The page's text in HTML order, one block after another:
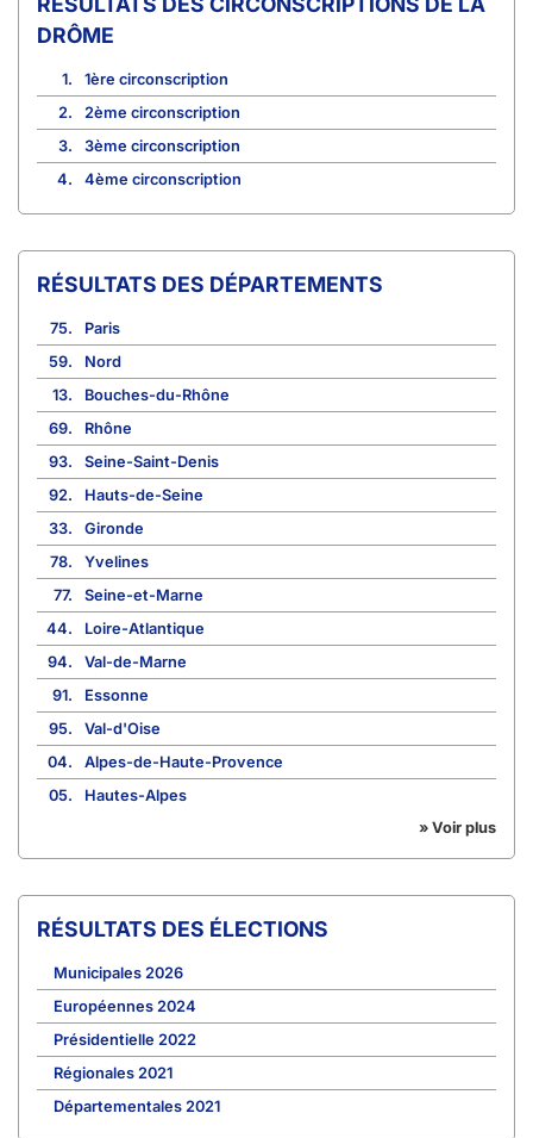
DRÔME
1.
1ère circonscription
2.
2ème circonscription
3.
3ème circonscription
4.
4ème circonscription
RÉSULTATS DES DÉPARTEMENTS
75.
Paris
59.
Nord
13.
Bouches-du-Rhône
69.
Rhône
93.
Seine-Saint-Denis
92.
Hauts-de-Seine
33.
Gironde
78.
Yvelines
77.
Seine-et-Marne
44.
Loire-Atlantique
94.
Val-de-Marne
91.
Essonne
95.
Val-d'Oise
04.
Alpes-de-Haute-Provence
05.
Hautes-Alpes
» Voir plus
RÉSULTATS DES ÉLECTIONS
Municipales 2026
Européennes 2024
Présidentielle 2022
Régionales 2021
Départementales 2021